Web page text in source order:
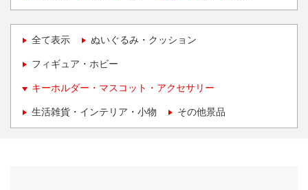
全て表示 ぬいぐるみ・クッション
フィギュア・ホビー
キーホルダー・マスコット・アクセサリー
生活雑貨・インテリア・小物 その他景品